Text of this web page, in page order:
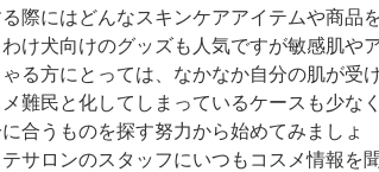
際にはどんなスキンケアアイテムや商品
け犬向けのグッズも人気ですが敏感肌や
る方にとっては、なかなか自分の肌が受
難民と化してしまっているケースも少なく
合うものを探す努力から始めてみましょ
サロンのスタッフにいつもコスメ情報を